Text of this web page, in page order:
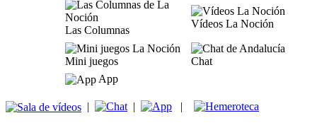
Las Columnas
Vídeos La Noción
Mini juegos
Chat
App
| | |